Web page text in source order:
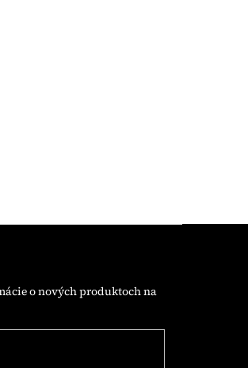
o nových produktoch na